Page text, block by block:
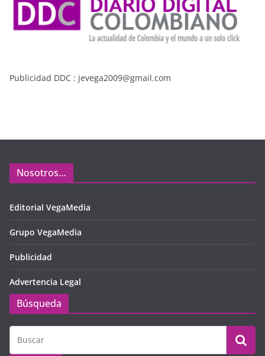
Publicidad DDC : jevega2009@gmail.com
Nosotros…
Editorial VegaMedia
Grupo VegaMedia
Publicidad
Advertencia Legal
Búsqueda